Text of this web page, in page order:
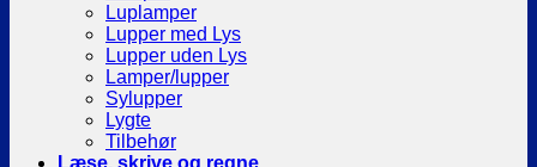
Luplamper
Lupper med Lys
Lupper uden Lys
Lamper/lupper
Sylupper
Lygte
Tilbehør
Læse, skrive og regne